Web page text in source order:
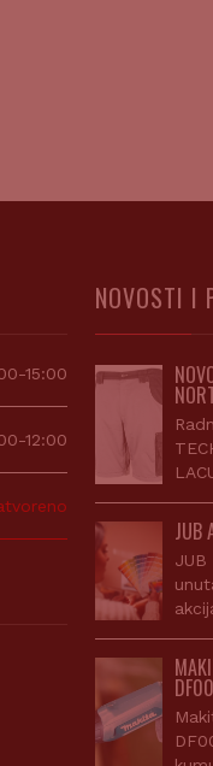
15:00
12:00
NOVOSTI I
JUB
JUB